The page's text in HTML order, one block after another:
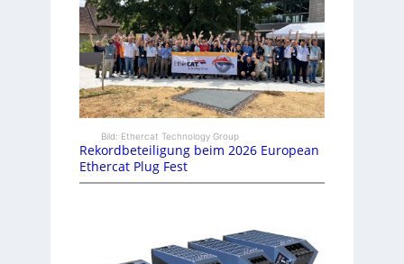
Bild: Ethercat Technology Group
Rekordbeteiligung beim 2026 European
Ethercat Plug Fest